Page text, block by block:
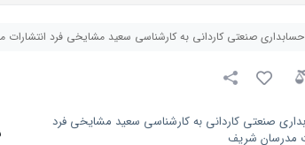
حسابداری صنعتی کاردانی به کارشناسی سعید مشایخی فرد